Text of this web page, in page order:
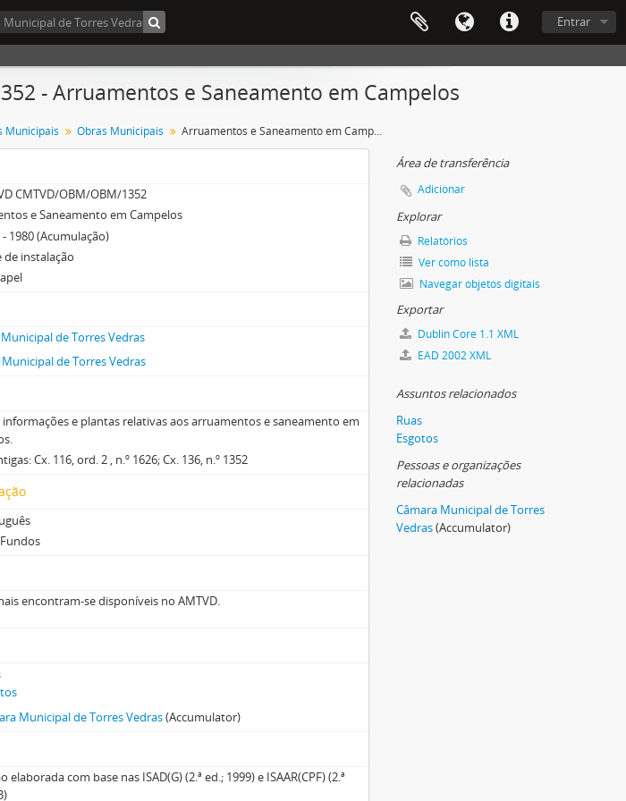
Entrar
- Arruamentos e Saneamento em Campelos
Municipais Obras Municipais Arruamentos e Saneamento em Campelos
CMTVD/OBM/OBM/1352
e Saneamento em Campelos
- 1980 (Acumulação)
de instalação
de Torres Vedras
de Torres Vedras
e plantas relativas aos arruamentos e saneamento em
Cx. 116, ord. 2 , n.º 1626; Cx. 136, n.º 1352
encontram-se disponíveis no AMTVD.
Municipal de Torres Vedras(Accumulator)
elaborada com base nas ISAD(G) (2.ª ed.; 1999) e ISAAR(CPF) (2.ª
Área de transferência
Adicionar
Explorar
Relatórios
Ver como lista
Navegar objetos digitais
Exportar
Dublin Core 1.1 XML
EAD 2002 XML
Assuntos relacionados
Ruas
Esgotos
Pessoas e organizações
relacionadas
Câmara Municipal de Torres
Vedras(Accumulator)